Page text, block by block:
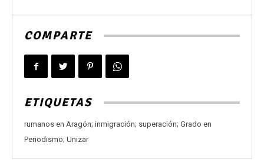
COMPARTE
ETIQUETAS
rumanos en Aragón; inmigración; superación; Grado en
Periodismo; Unizar